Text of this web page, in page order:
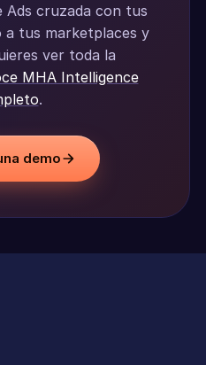
Ads cruzada con tus
a tus marketplaces y
ver toda la
MHA Intelligence
.
demo